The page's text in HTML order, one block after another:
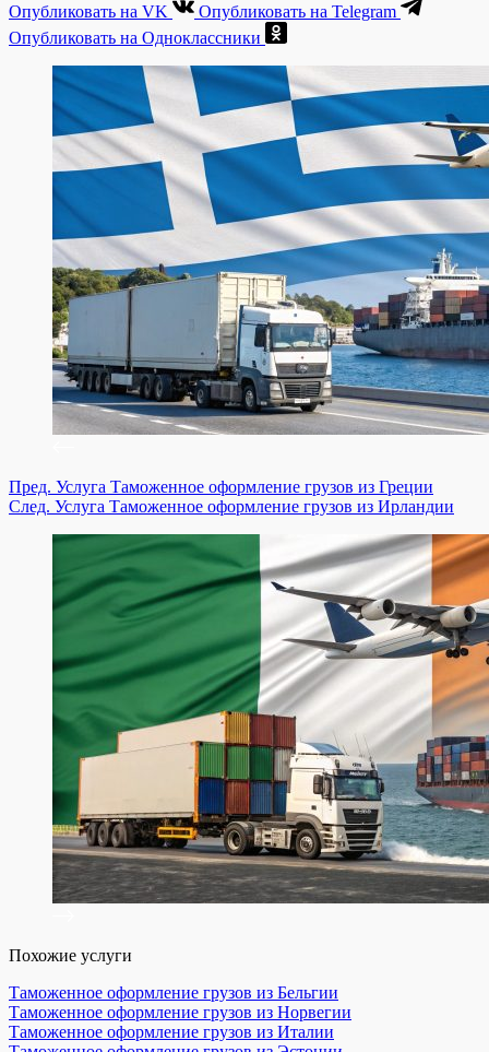
Опубликовать на VK
Опубликовать на Telegram
Опубликовать на Одноклассники
Пред. Услуга Таможенное оформление грузов из Греции
След. Услуга Таможенное оформление грузов из Ирландии
Похожие услуги
Таможенное оформление грузов из Бельгии
Таможенное оформление грузов из Норвегии
Таможенное оформление грузов из Италии